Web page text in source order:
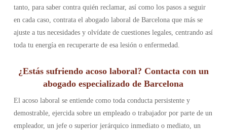
tanto, para saber contra quién reclamar, así como los pasos a seguir
en cada caso, contrata el abogado laboral de Barcelona que más se
ajuste a tus necesidades y olvídate de cuestiones legales, centrando así
toda tu energía en recuperarte de esa lesión o enfermedad.
¿Estás sufriendo acoso laboral? Contacta con un
abogado especializado de Barcelona
El acoso laboral se entiende como toda conducta persistente y
demostrable, ejercida sobre un empleado o trabajador por parte de un
empleador, un jefe o superior jerárquico inmediato o mediato, un